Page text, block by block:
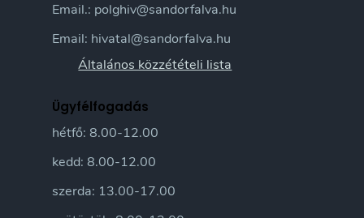
Email.: polghiv@sandorfalva.hu
Email: hivatal@sandorfalva.hu
Általános közzétételi lista
Ügyfélfogadás
hétfő: 8.00-12.00
kedd: 8.00-12.00
szerda: 13.00-17.00